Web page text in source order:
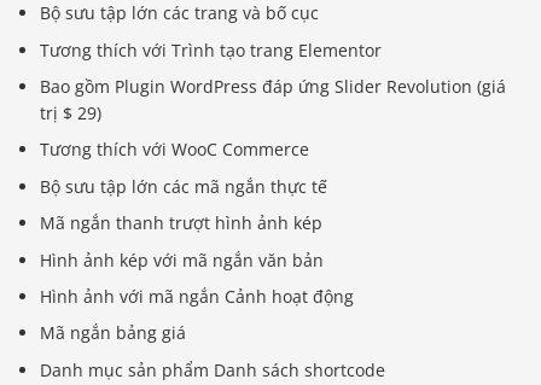
Bộ sưu tập lớn các trang và bố cục
Tương thích với Trình tạo trang Elementor
Bao gồm Plugin WordPress đáp ứng Slider Revolution (giá
trị $ 29)
Tương thích với WooC Commerce
Bộ sưu tập lớn các mã ngắn thực tế
Mã ngắn thanh trượt hình ảnh kép
Hình ảnh kép với mã ngắn văn bản
Hình ảnh với mã ngắn Cảnh hoạt động
Mã ngắn bảng giá
Danh mục sản phẩm Danh sách shortcode